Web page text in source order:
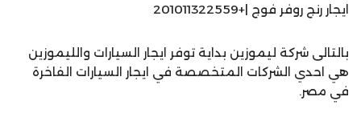
ايجار رنج روفر فوج |+201011322559
بالتالى شركة ليموزين بداية توفر ايجار السيارات والليموزين
هي احدي الشركات المتخصصة في ايجار السيارات الفاخرة
في مصر.